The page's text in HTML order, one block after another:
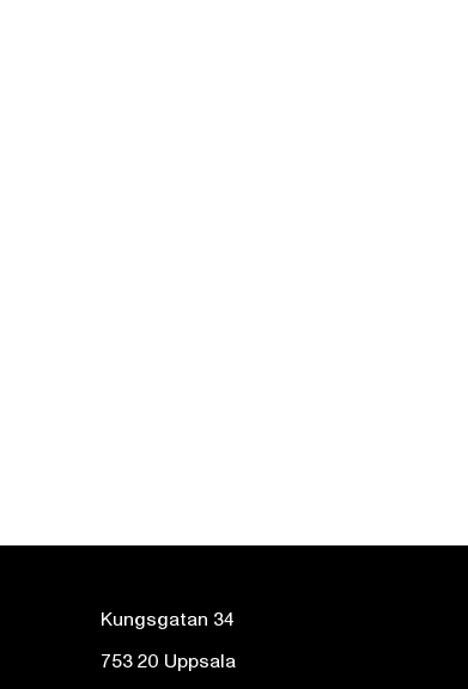
Kungsgatan 34
753 20 Uppsala